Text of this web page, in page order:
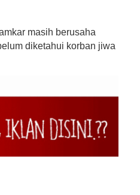
masih berusaha
diketahui korban jiwa